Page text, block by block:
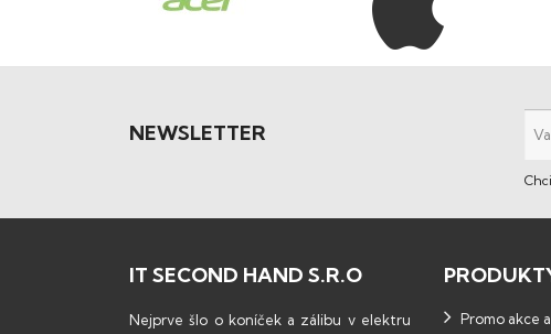
NEWSLETTER
IT SECOND HAND S.R.O
Nejprve šlo o koníček a zálibu v elektru
Promo akce